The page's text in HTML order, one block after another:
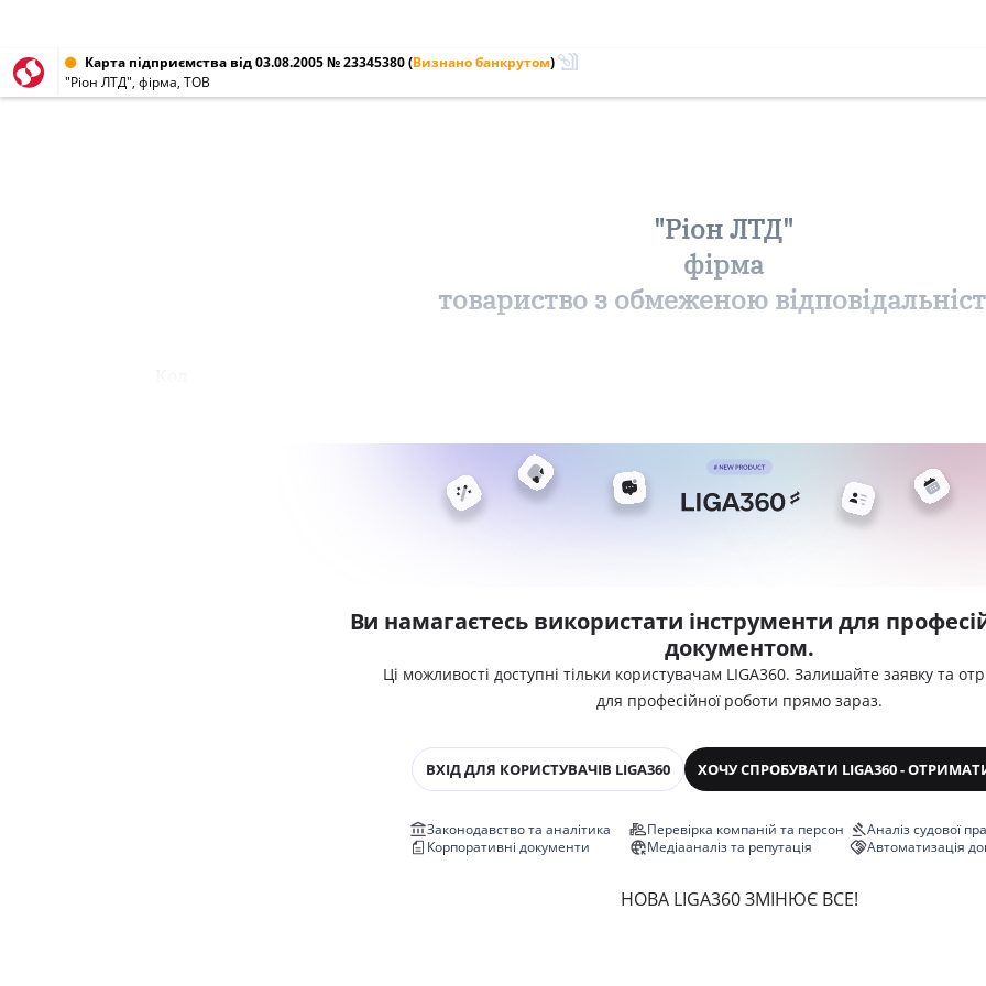
Карта підприємства від 03.08.2005 № 23345380(Визнано банкрутом)
"Ріон ЛТД", фірма, ТОВ
"Ріон ЛТД"
фірма
товариство з обмеженою
Ви намагаєтесь використати інструменти для
документом.
Ці можливості доступні тільки користувачам LIGA360. Залишайте заявку та
для професійної роботи прямо зараз.
ВХІД ДЛЯ КОРИСТУВАЧІВ LIGA360 ХОЧУ СПРОБУВАТИ LIGA360 -
Законодавство та аналітика
Корпоративні документи
Перевірка компаній та персон
Медіааналіз та репутація
Аналіз судової
Автоматизація
НОВА LIGA360 ЗМІНЮЄ ВСЕ!